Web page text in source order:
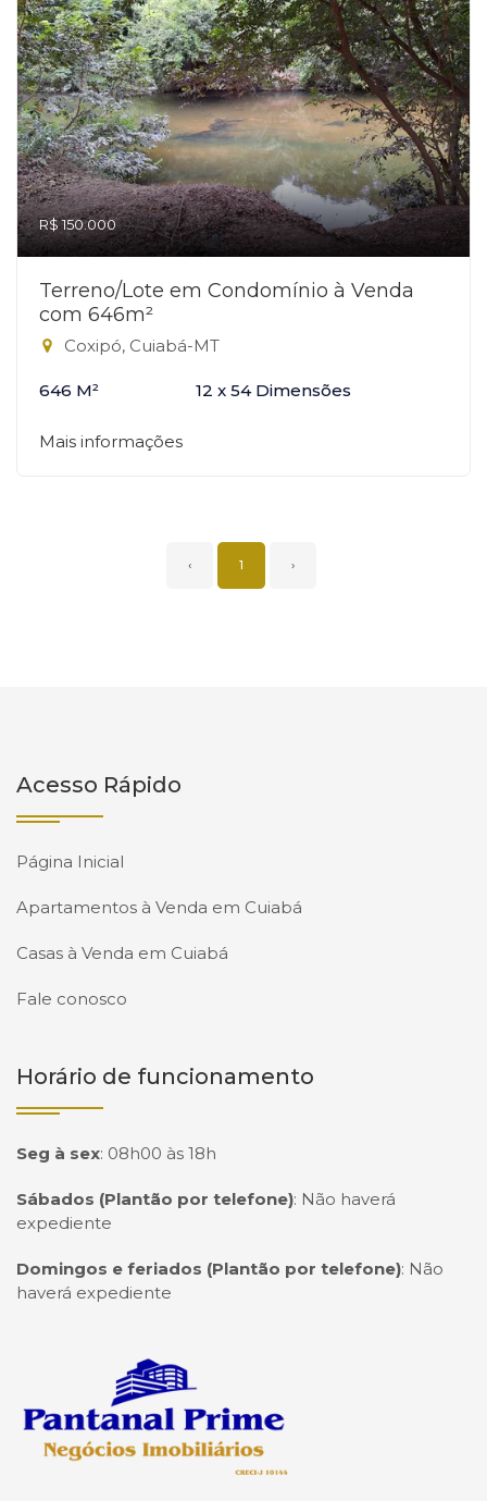
R$ 150.000
Terreno/Lote em Condomínio à Venda
com 646m²
Coxipó, Cuiabá-MT
646 M² 12 x 54 Dimensões
Mais informações
‹ 1 ›
Acesso Rápido
Página Inicial
Apartamentos à Venda em Cuiabá
Casas à Venda em Cuiabá
Fale conosco
Horário de funcionamento
Seg à sex: 08h00 às 18h
Sábados (Plantão por telefone): Não haverá
expediente
Domingos e feriados (Plantão por telefone): Não
haverá expediente
Página inicial